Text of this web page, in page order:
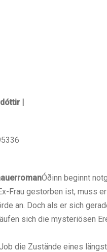
|
Óðinn beginnt
Frau gestorben ist, muss
an. Doch als er sich
sich die mysteriösen
die Zustände eines